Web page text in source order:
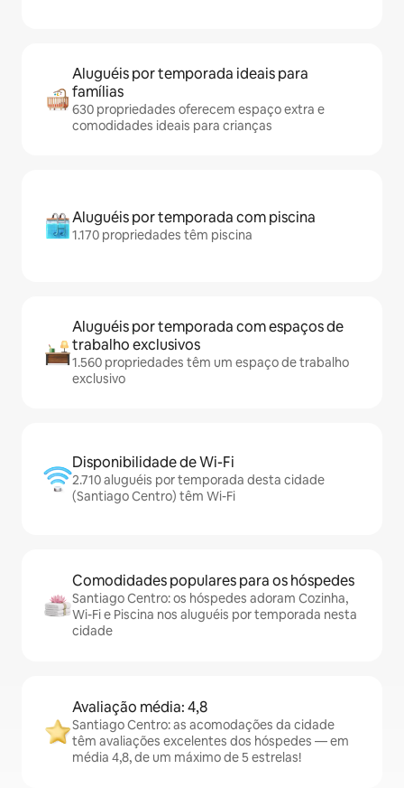
Aluguéis por temporada ideais para
famílias
630 propriedades oferecem espaço extra e
comodidades ideais para crianças
Aluguéis por temporada com piscina
1.170 propriedades têm piscina
Aluguéis por temporada com espaços de
trabalho exclusivos
1.560 propriedades têm um espaço de trabalho
exclusivo
Disponibilidade de Wi-Fi
2.710 aluguéis por temporada desta cidade
(Santiago Centro) têm Wi-Fi
Comodidades populares para os hóspedes
Santiago Centro: os hóspedes adoram Cozinha,
Wi-Fi e Piscina nos aluguéis por temporada nesta
cidade
Avaliação média: 4,8
Santiago Centro: as acomodações da cidade
têm avaliações excelentes dos hóspedes — em
média 4,8, de um máximo de 5 estrelas!